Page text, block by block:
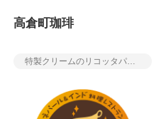
高倉町珈琲
特製クリームのリコッタパンケーキ・コーヒー・カフェ